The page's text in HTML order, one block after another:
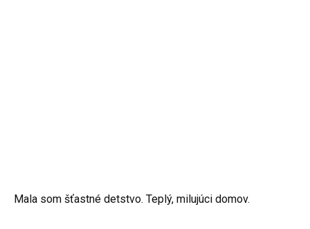
Mala som šťastné detstvo. Teplý, milujúci domov.